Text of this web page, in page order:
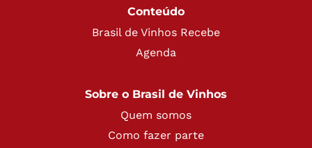
Conteúdo
Brasil de Vinhos Recebe
Agenda
Sobre o Brasil de Vinhos
Quem somos
Como fazer parte